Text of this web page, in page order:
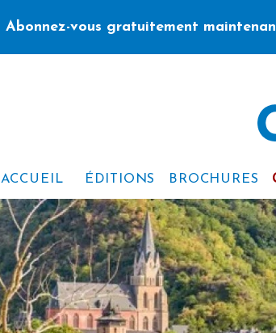
Abonnez-vous gratuitement
ACCUEIL ÉDITIONS BROCHURES